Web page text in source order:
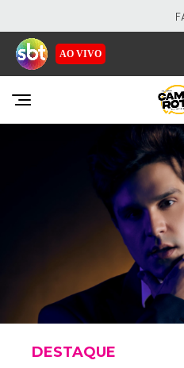
AO VIVO
EMISSORAS
- SISTEMA BRASILEIRO
DESTAQUE